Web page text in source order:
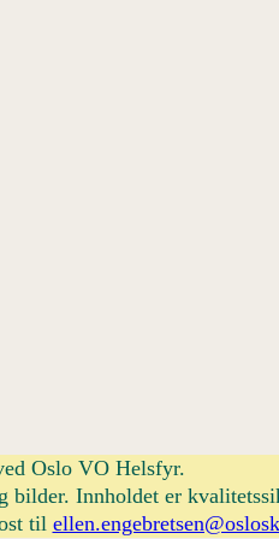
Oslo VO Helsfyr.
bilder. Innholdet er
til